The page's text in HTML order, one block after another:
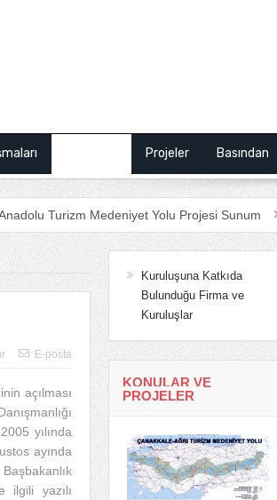
Projeler Basından
Medeniyet Yolu Projesi Sunum ANSİAD
E-posta
açılması
yılında
ayında
ilgili yazılı
Kuruluşuna Katkıda
Bulunduğu Firma ve
Kuruluşlar
KONULAR VE
PROJELER